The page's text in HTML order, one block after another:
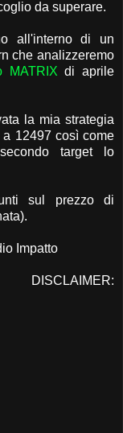
da superare.
all'interno di un
che analizzeremo
MATRIX di aprile
la mia strategia
12497 così come
target lo
sul prezzo di
Impatto